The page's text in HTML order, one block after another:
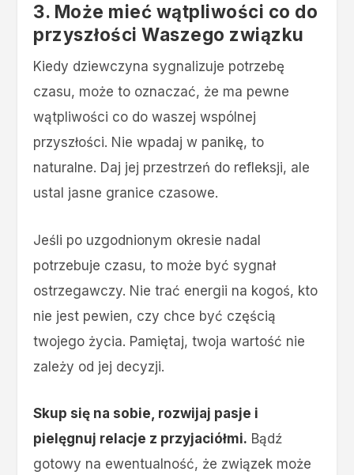
3. Może mieć wątpliwości co do
przyszłości Waszego związku
Kiedy dziewczyna sygnalizuje potrzebę
czasu, może to oznaczać, że ma pewne
wątpliwości co do waszej wspólnej
przyszłości. Nie wpadaj w panikę, to
naturalne. Daj jej przestrzeń do refleksji, ale
ustal jasne granice czasowe.
Jeśli po uzgodnionym okresie nadal
potrzebuje czasu, to może być sygnał
ostrzegawczy. Nie trać energii na kogoś, kto
nie jest pewien, czy chce być częścią
twojego życia. Pamiętaj, twoja wartość nie
zależy od jej decyzji.
Skup się na sobie, rozwijaj pasje i
pielęgnuj relacje z przyjaciółmi. Bądź
gotowy na ewentualność, że związek może